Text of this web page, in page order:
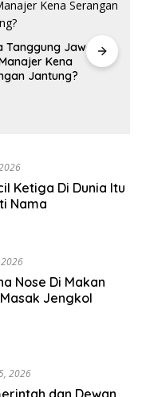
Tanggung Jawab
Kena
Jantung?
Ketiga Di Dunia Itu
Nama
Nose Di Makan
Jengkol
2026
dan Dewan